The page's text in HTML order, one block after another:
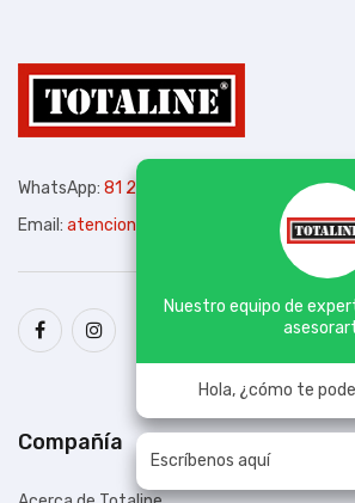
WhatsApp: 81 2572 8308
Email: atencion@totalinemexico.com
Compañía
Nuestro equipo de
Hola, ¿cómo te